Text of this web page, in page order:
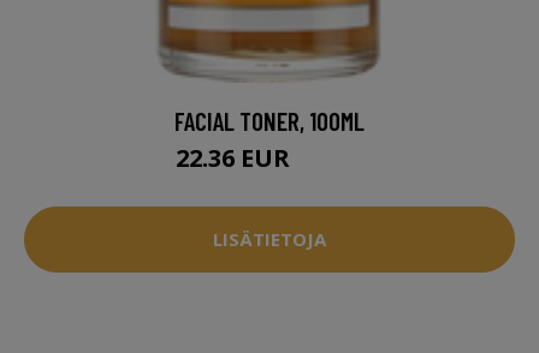
FACIAL TONER, 100ML
22.36 EUR
LISÄTIETOJA